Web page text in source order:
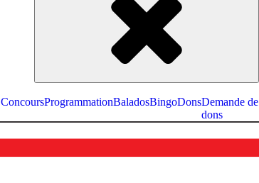
ConcoursProgrammationBaladosBingoDonsDemande de
dons